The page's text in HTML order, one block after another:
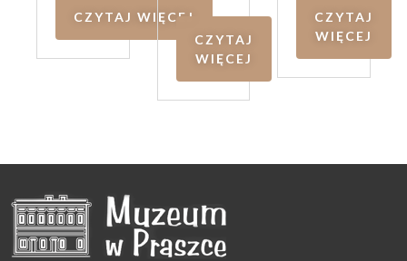
CZYTAJ WIĘCEJ
CZYTAJ
WIĘCEJ
CZYTAJ
WIĘCEJ